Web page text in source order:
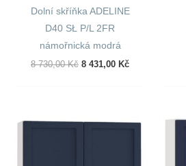
Dolní skříňka ADELINE
D40 SŁ P/L 2FR
námořnická modrá
8 730,00Kč Původní
8 431,00 KčAktuální